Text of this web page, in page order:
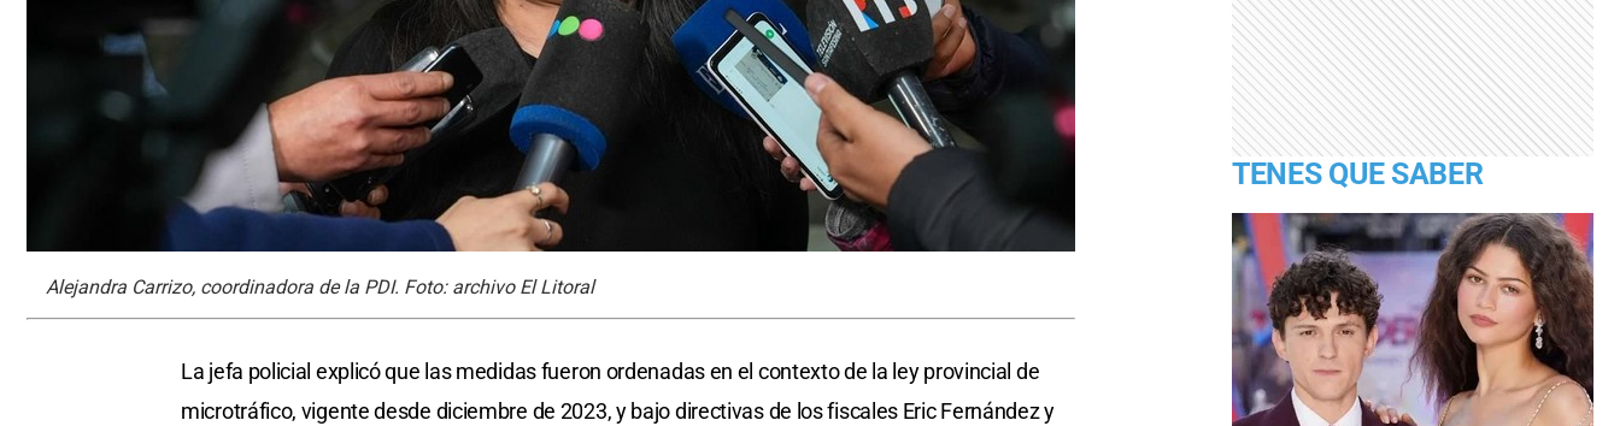
Alejandra Carrizo, coordinadora de la PDI. Foto: archivo El Litoral
La jefa policial explicó que las medidas fueron ordenadas en el contexto de la ley provincial de
microtráfico, vigente desde diciembre de 2023, y bajo directivas de los fiscales Eric Fernández y
TENES QUE SABER